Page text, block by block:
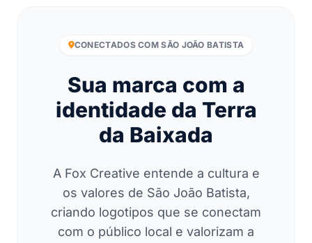
CONECTADOS COM SÃO JOÃO BATISTA
Sua marca com a
identidade da Terra
da Baixada
A Fox Creative entende a cultura e
os valores de São João Batista,
criando logotipos que se conectam
com o público local e valorizam a